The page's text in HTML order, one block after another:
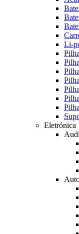
Li-
Eletrónica